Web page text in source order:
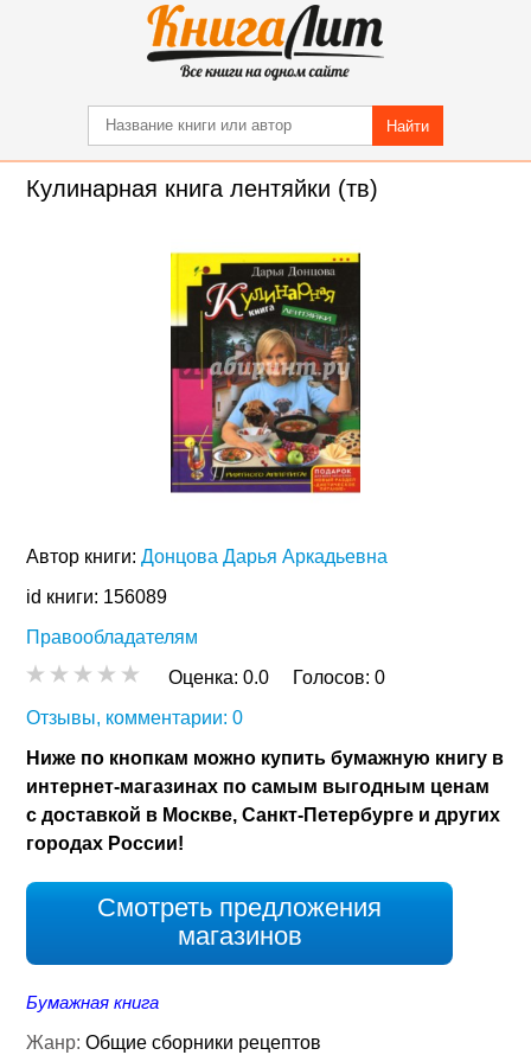
Найти
Кулинарная книга лентяйки (тв)
Автор книги:Донцова Дарья Аркадьевна
id книги: 156089
Правообладателям
Оценка:0.0 Голосов:0
Отзывы, комментарии: 0
Ниже по кнопкам можно купить бумажную книгу в
интернет-магазинах по самым выгодным ценам
с доставкой в Москве, Санкт-Петербурге и других
городах России!
Смотреть предложения
магазинов
Бумажная книга
Жанр:Общие сборники рецептов